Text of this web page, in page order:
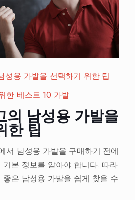
성용 가발을 선택하기 위한 팁
한 베스트 10 가발
의 남성용 가발을
한 팁
서 남성용 가발을 구매하기 전에
기본 정보를 알아야 합니다. 따라
좋은 남성용 가발을 쉽게 찾을 수